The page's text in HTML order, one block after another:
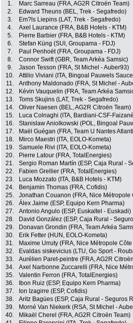
1. Marc Sarreau (FRA, AG2R Citroën Team)
2.
Edward Theuns (BEL, Trek - Segafredo)
3.
Em?ls Liepins (LAT, Trek - Segafredo)
4.
Axel Laurance (FRA, B&B Hotels - KTM)
5.
Pierre Barbier (FRA, B&B Hotels - KTM)
6.
Stefan Küng (SUI, Groupama - FDJ)
7.
Paul Penhoët (FRA, Groupama - FDJ)
8.
Connor Swift (GBR, Team Arkéa Samsic)
9.
Jason Tesson (FRA, St Michel - Auber93)
10.
Attilio Viviani (ITA, Bingoal Pauwels
11.
Anthony Maldonado (FRA, St Michel -
12.
Kévin Vauquelin (FRA, Team Arkéa
13.
Toms Skujins (LAT, Trek - Segafredo)
14.
Oliver Naesen (BEL, AG2R Citroën Team)
15.
Luca Colnaghi (ITA, Bardiani-CSF-
16.
Stanislaw Aniolkowski (POL, Bingoal
17.
Maël Guégan (FRA, Team U Nantes
18.
Mirco Maestri (ITA, EOLO-Kometa)
19.
Samuele Rivi (ITA, EOLO-Kometa)
20.
Pierre Latour (FRA, TotalEnergies)
21.
Sergio Roman Martín (ESP, Caja Rural -
22.
Fabien Grellier (FRA, TotalEnergies)
23.
Luca Mozzato (ITA, B&B Hotels - KTM)
24.
Benjamin Thomas (FRA, Cofidis)
25.
Jonathan Couanon (FRA, Nice Métropole
26.
Álex Jaime (ESP, Equipo Kern Pharma)
27.
Antonio Angulo (ESP, Euskaltel - Euskadi)
28.
David González (ESP, Caja Rural -
29.
Donavan Grondin (FRA, Team Arkéa
30.
Erik Fetter (HUN, EOLO-Kometa)
31.
Maxime Urruty (FRA, Nice Métropole
32.
Evaldas siskevicius (LTU, Go Sport -
33.
Aurélien Paret-peintre (FRA, AG2R
34.
Axel Narbonne Zuccarelli (FRA, Nice
35.
Valentin Ferron (FRA, TotalEnergies)
36.
Ibon Ruiz (ESP, Equipo Kern Pharma)
37.
Ion Izagirre (ESP, Cofidis)
38.
Aritz Bagües (ESP, Caja Rural - Seguros
39.
Morné Van Niekerk (RSA, St Michel -
40.
Mikaël Cherel (FRA, AG2R Citroën Team)